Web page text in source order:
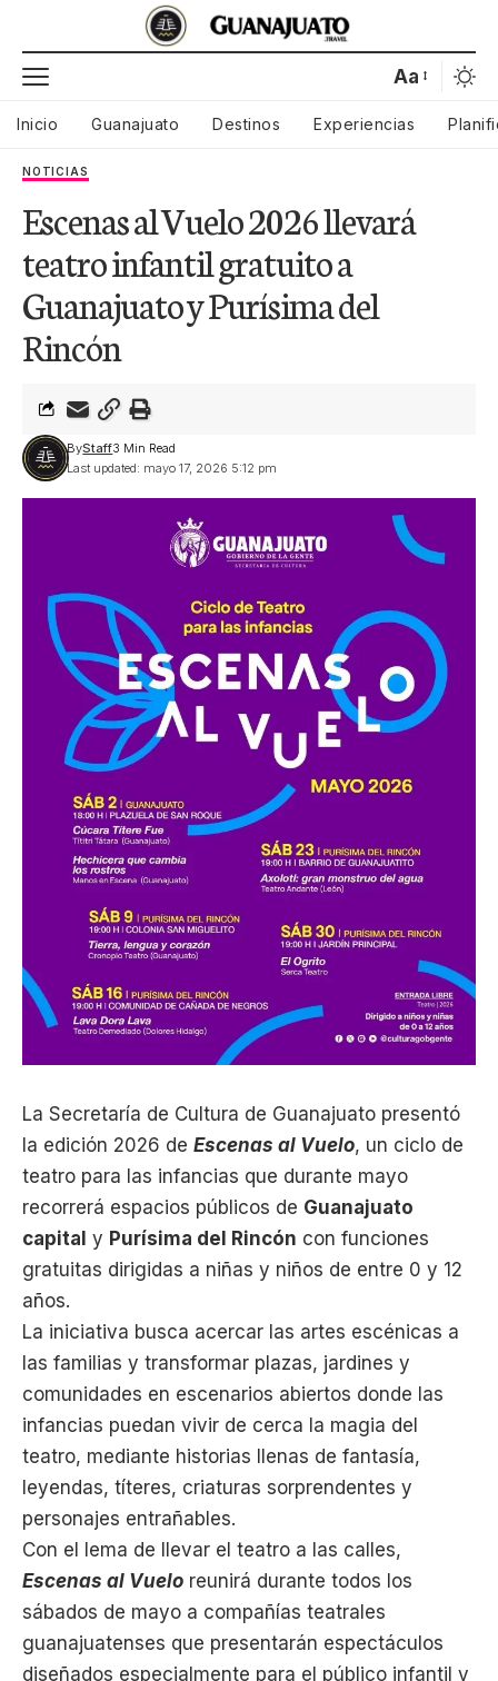
Aa
Inicio Guanajuato Destinos Experiencias
NOTICIAS
Escenas al Vuelo 2026 llevará
teatro infantil gratuito a
Guanajuato y Purísima del
Rincón
Last updated: mayo 17, 2026 5:12 pm
ByStaff3 Min Read
La Secretaría de Cultura de Guanajuato presentó
la edición 2026 de Escenas al Vuelo, un ciclo de
teatro para las infancias que durante mayo
recorrerá espacios públicos de Guanajuato
capital y Purísima del Rincón con funciones
gratuitas dirigidas a niñas y niños de entre 0 y 12
años.
La iniciativa busca acercar las artes escénicas a
las familias y transformar plazas, jardines y
comunidades en escenarios abiertos donde las
infancias puedan vivir de cerca la magia del
teatro, mediante historias llenas de fantasía,
leyendas, títeres, criaturas sorprendentes y
personajes entrañables.
Con el lema de llevar el teatro a las calles,
Escenas al Vuelo reunirá durante todos los
sábados de mayo a compañías teatrales
guanajuatenses que presentarán espectáculos
diseñados especialmente para el público infantil y